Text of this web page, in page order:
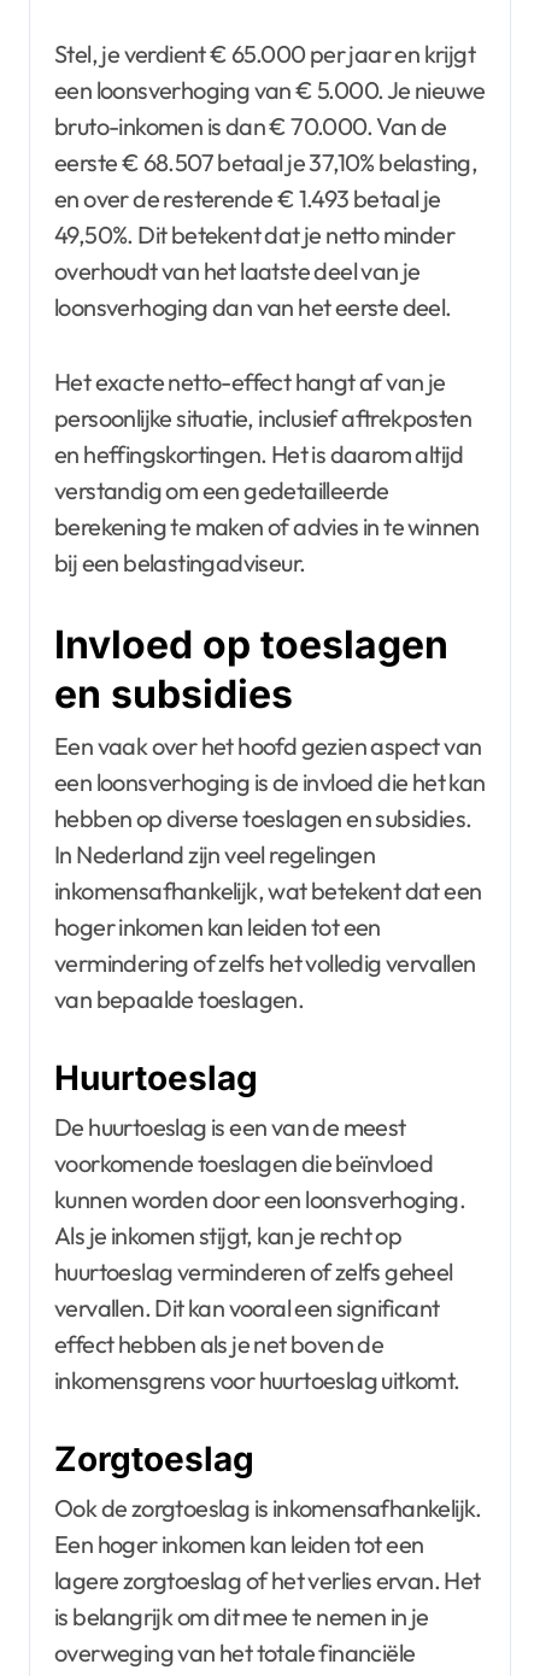
Stel, je verdient € 65.000 per jaar en krijgt
een loonsverhoging van € 5.000. Je nieuwe
bruto-inkomen is dan € 70.000. Van de
eerste € 68.507 betaal je 37,10% belasting,
en over de resterende € 1.493 betaal je
49,50%. Dit betekent dat je netto minder
overhoudt van het laatste deel van je
loonsverhoging dan van het eerste deel.
Het exacte netto-effect hangt af van je
persoonlijke situatie, inclusief aftrekposten
en heffingskortingen. Het is daarom altijd
verstandig om een gedetailleerde
berekening te maken of advies in te winnen
bij een belastingadviseur.
Invloed op toeslagen
en subsidies
Een vaak over het hoofd gezien aspect van
een loonsverhoging is de invloed die het kan
hebben op diverse toeslagen en subsidies.
In Nederland zijn veel regelingen
inkomensafhankelijk, wat betekent dat een
hoger inkomen kan leiden tot een
vermindering of zelfs het volledig vervallen
van bepaalde toeslagen.
Huurtoeslag
De huurtoeslag is een van de meest
voorkomende toeslagen die beïnvloed
kunnen worden door een loonsverhoging.
Als je inkomen stijgt, kan je recht op
huurtoeslag verminderen of zelfs geheel
vervallen. Dit kan vooral een significant
effect hebben als je net boven de
inkomensgrens voor huurtoeslag uitkomt.
Zorgtoeslag
Ook de zorgtoeslag is inkomensafhankelijk.
Een hoger inkomen kan leiden tot een
lagere zorgtoeslag of het verlies ervan. Het
is belangrijk om dit mee te nemen in je
overweging van het totale financiële